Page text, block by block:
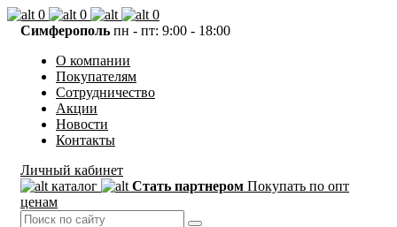
0 0
0
Симферополь пн - пт: 9:00 - 18:00
О компании
Покупателям
Сотрудничество
Акции
Новости
Контакты
Личный кабинет
каталог
Стать партнером Покупать по опт
ценам